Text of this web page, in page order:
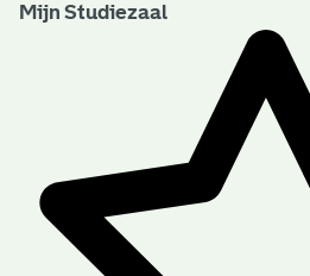
Mijn Studiezaal